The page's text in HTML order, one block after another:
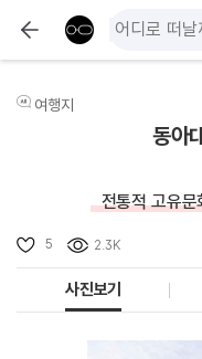
여행지
동아
전통적 고유
5 2.3K
사진보기